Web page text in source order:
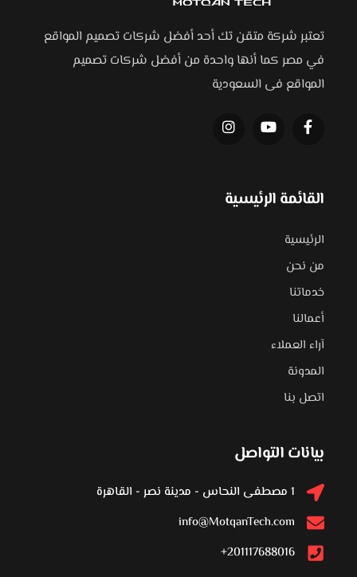
تعتبر شركة متقن تك أحد أفضل شركات تصميم المواقع
في مصر كما أنها واحدة من أفضل شركات تصميم
المواقع فى السعودية
القائمة الرئيسية
الرئيسية
من نحن
خدماتنا
أعمالنا
آراء العملاء
المدونة
اتصل بنا
بيانات التواصل
1 مصطفى النحاس - مدينة نصر - القاهرة
info@MotqanTech.com
201117688016+